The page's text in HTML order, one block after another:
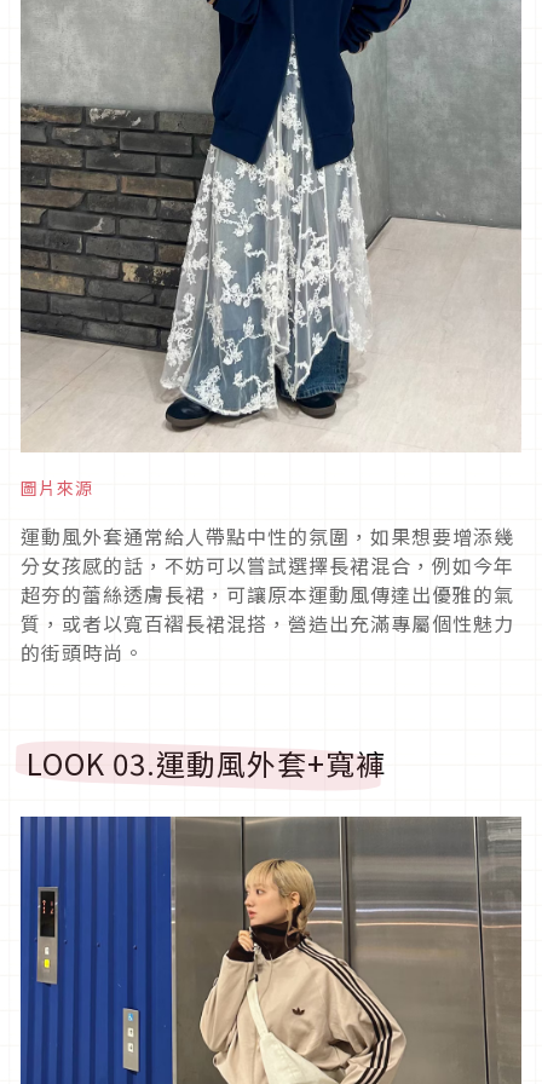
圖片來源
運動風外套通常給人帶點中性的氛圍，如果想要增添幾
分女孩感的話，不妨可以嘗試選擇長裙混合，例如今年
超夯的蕾絲透膚長裙，可讓原本運動風傳達出優雅的氣
質，或者以寬百褶長裙混搭，營造出充滿專屬個性魅力
的街頭時尚。
LOOK 03.運動風外套+寬褲